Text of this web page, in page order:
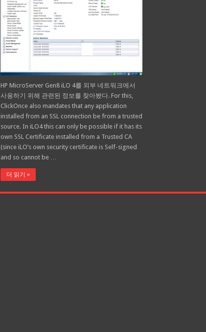
HP MicroServer Gen8 iLO 4를 외부 네트워크에서
사용하기 위해 관련된 정보를 찾아봤다. For this,
ClickOnce also mandates that any application
installed from an SSL connection be from a trusted
source. In iLO4 this can only be possible if it has its
own SSL Certificate installed from a Trusted CA
(since iLO’s own security certificate is Self-signed
and so cannot be …
더 읽기 »